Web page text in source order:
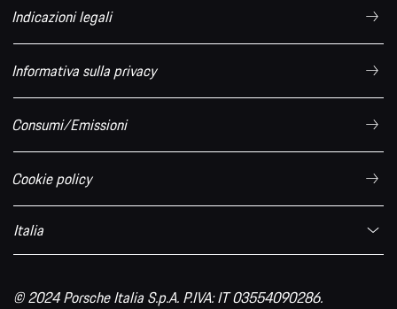
Indicazioni legali
Informativa sulla privacy
Consumi/Emissioni
Cookie policy
Italia
© 2024 Porsche Italia S.p.A. P.IVA: IT 03554090286.